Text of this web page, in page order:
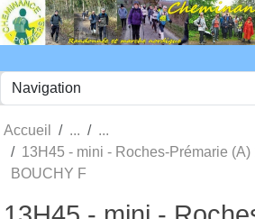
Accueil
13H45 - mini - Roches-Prémarie (A)
BOUCHY F
Panneau de gestion des cookies